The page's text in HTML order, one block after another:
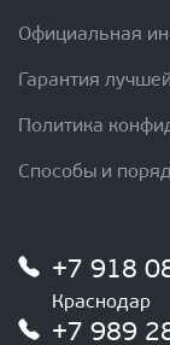
Официальная
Гарантия
Политика
Способы и
+7 918
Краснодар
+7 989